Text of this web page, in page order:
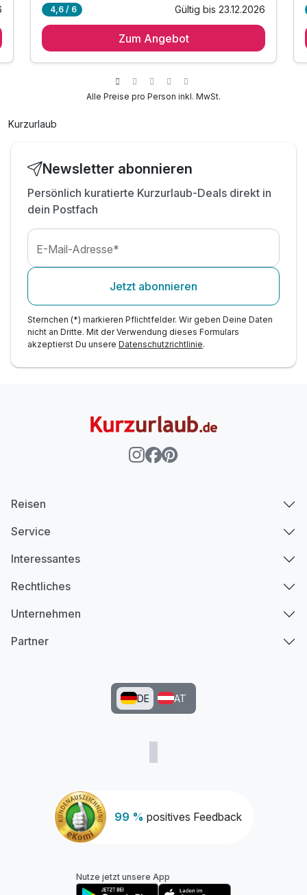
2 x reichhaltiges Frühstück vom Buffet
inkl. 1 Nutzung der Relax-Salzkammer im Hotel
inkl. Willkommensgetränk
inkl. W-LAN
4,6 / 6 Gültig bis 23.12.2026
Zum Angebot
Alle Preise pro Person inkl. MwSt.
Kurzurlaub
Newsletter abonnieren
Persönlich kuratierte Kurzurlaub-Deals direkt in
dein Postfach
E-Mail-Adresse*
Jetzt abonnieren
Sternchen (*) markieren Pflichtfelder. Wir geben Deine Daten
nicht an Dritte. Mit der Verwendung dieses Formulars
akzeptierst Du unsere Datenschutzrichtlinie.
99 % positives Feedback
Reisen
Service
Interessantes
Rechtliches
Unternehmen
Partner
DE AT
Nutze jetzt unsere App